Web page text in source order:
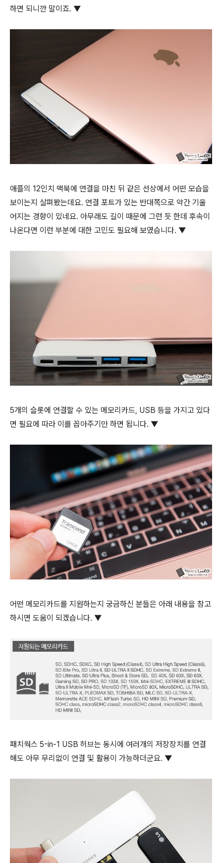
하면 되니깐 말이죠. ▼
애플의 12인치 맥북에 연결을 마친 뒤 같은 선상에서 어떤 모습을
보이는지 살펴봤는데요. 연결 포트가 있는 반대쪽으로 약간 기울
어지는 경향이 있네요. 아무래도 길이 때문에 그런 듯 한데 후속이
나온다면 이런 부분에 대한 고민도 필요해 보였습니다. ▼
5개의 슬롯에 연결할 수 있는 메모리카드, USB 등을 가지고 있다
면 필요에 따라 이를 꼽아주기만 하면 됩니다. ▼
어떤 메모리카드를 지원하는지 궁금하신 분들은 아래 내용을 참고
하시면 도움이 되겠습니다. ▼
패치웍스 5-in-1 USB 허브는 동시에 여러개의 저장장치를 연결
해도 아무 무리없이 연결 및 활용이 가능하더군요. ▼